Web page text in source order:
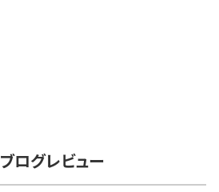
ブログレビュー